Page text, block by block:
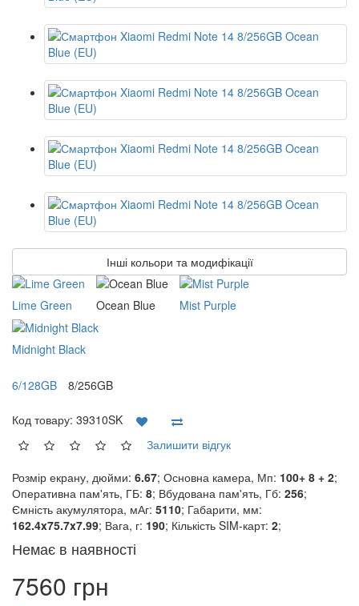
Інші кольори та модифікації
Lime Green Ocean Blue Mist Purple
Midnight Black
6/128GB 8/256GB
Код товару: 39310SK
Залишити відгук
Розмір екрану, дюйми: 6.67; Основна камера, Мп: 100+ 8 + 2;
Оперативна пам'ять, ГБ: 8; Вбудована пам'ять, Гб: 256;
Ємність акумулятора, мАг: 5110; Габарити, мм:
162.4x75.7x7.99; Вага, г: 190; Кількість SIM-карт: 2;
Немає в наявності
7560 грн